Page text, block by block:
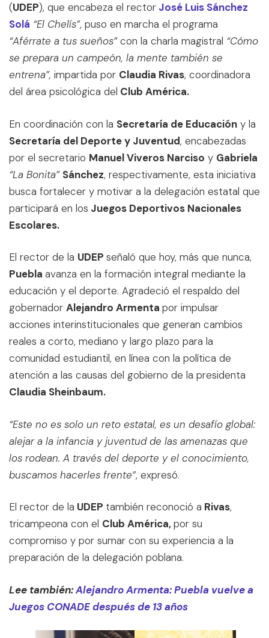
(UDEP), que encabeza el rector José Luis Sánchez
Solá “El Chelís”, puso en marcha el programa
“Aférrate a tus sueños”con la charla magistral “Cómo
se prepara un campeón, la mente también se
entrena”, impartida por Claudia Rivas, coordinadora
del área psicológica del Club América.
En coordinación con la Secretaría de Educación y la
Secretaría del Deporte y Juventud, encabezadas
por el secretario Manuel Viveros Narciso y Gabriela
“La Bonita” Sánchez, respectivamente, esta iniciativa
busca fortalecer y motivar a la delegación estatal que
participará en los Juegos Deportivos Nacionales
Escolares.
El rector de la UDEP señaló que hoy, más que nunca,
Puebla avanza en la formación integral mediante la
educación y el deporte. Agradeció el respaldo del
gobernador Alejandro Armenta por impulsar
acciones interinstitucionales que generan cambios
reales a corto, mediano y largo plazo para la
comunidad estudiantil, en línea con la política de
atención a las causas del gobierno de la presidenta
Claudia Sheinbaum.
“Este no es solo un reto estatal, es un desafío global:
alejar a la infancia y juventud de las amenazas que
los rodean. A través del deporte y el conocimiento,
buscamos hacerles frente”, expresó.
El rector de la UDEP también reconoció a Rivas,
tricampeona con el Club América,por su
compromiso y por sumar con su experiencia a la
preparación de la delegación poblana.
Lee también:Alejandro Armenta: Puebla vuelve a
Juegos CONADE después de 13 años